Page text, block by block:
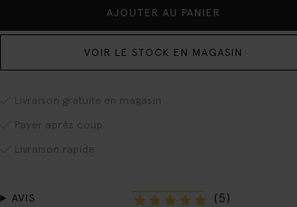
AJOUTER AU PANIER
VOIR LE STOCK EN MAGASIN
Livraison gratuite en magasin
Payer après coup
Livraison rapide
AVIS (5)